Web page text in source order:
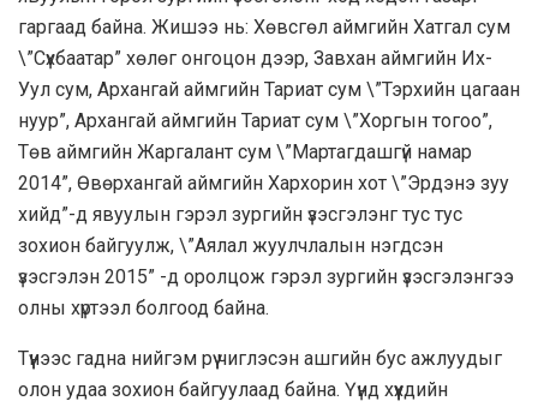
гаргаад байна. Жишээ нь: Хөвсгөл аймгийн Хатгал сум
\”Сүхбаатар” хөлөг онгоцон дээр, Завхан аймгийн Их-
Уул сум, Архангай аймгийн Тариат сум \”Тэрхийн цагаан
нуур”, Архангай аймгийн Тариат сум \”Хоргын тогоо”,
Төв аймгийн Жаргалант сум \”Мартагдашгүй намар
2014”, Өвөрхангай аймгийн Хархорин хот \”Эрдэнэ зуу
хийд”-д явуулын гэрэл зургийн үзэсгэлэнг тус тус
зохион байгуулж, \”Аялал жуулчлалын нэгдсэн
үзэсгэлэн 2015” -д оролцож гэрэл зургийн үзэсгэлэнгээ
олны хүртээл болгоод байна.
Түүнээс гадна нийгэм рүү чиглэсэн ашгийн бус ажлуудыг
олон удаа зохион байгуулаад байна. Үүнд хүүхдийн